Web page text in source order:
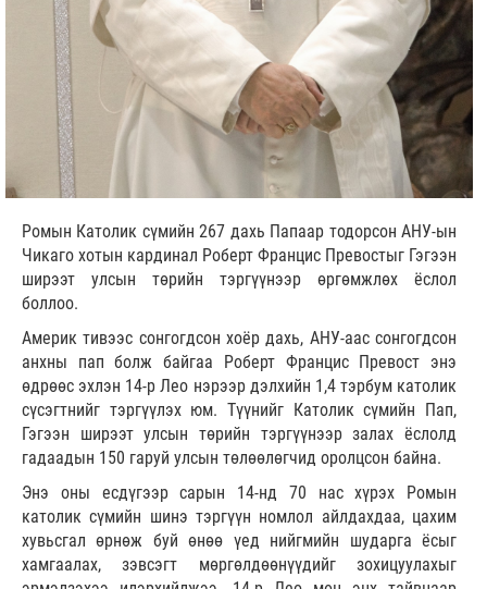
Ромын Католик сүмийн 267 дахь Папаар тодорсон АНУ-ын
Чикаго хотын кардинал Роберт Францис Превостыг Гэгээн
ширээт улсын төрийн тэргүүнээр өргөмжлөх ёслол
боллоо.
Америк тивээс сонгогдсон хоёр дахь, АНУ-аас сонгогдсон
анхны пап болж байгаа Роберт Францис Превост энэ
өдрөөс эхлэн 14-р Лео нэрээр дэлхийн 1,4 тэрбум католик
сүсэгтнийг тэргүүлэх юм. Түүнийг Католик сүмийн Пап,
Гэгээн ширээт улсын төрийн тэргүүнээр залах ёслолд
гадаадын 150 гаруй улсын төлөөлөгчид оролцсон байна.
Энэ оны есдүгээр сарын 14-нд 70 нас хүрэх Ромын
католик сүмийн шинэ тэргүүн номлол айлдахдаа, цахим
хувьсгал өрнөж буй өнөө үед нийгмийн шударга ёсыг
хамгаалах, зэвсэгт мөргөлдөөнүүдийг зохицуулахыг